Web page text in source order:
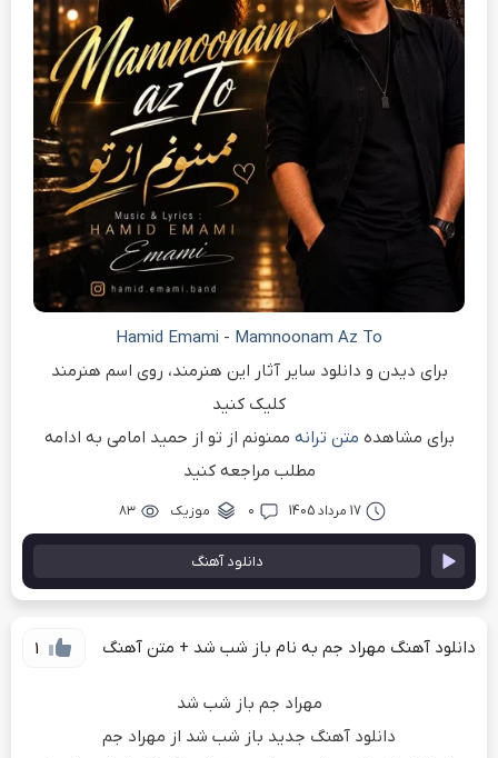
Hamid Emami - Mamnoonam Az To
برای دیدن و دانلود سایر آثار این هنرمند، روی اسم هنرمند
کلیک کنید
برای مشاهده متن ترانه ممنونم از تو از حمید امامی به ادامه
مطلب مراجعه کنید
17 مرداد 1405 ۰ موزیک ۸۳
دانلود آهنگ
1 دانلود آهنگ مهراد جم به نام باز شب شد + متن آهنگ
مهراد جم باز شب شد
دانلود آهنگ جدید باز شب شد از مهراد جم